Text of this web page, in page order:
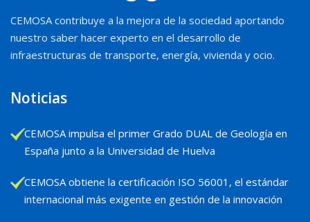
CEMOSA contribuye a la mejora de la sociedad aportando
nuestro saber hacer experto en el desarrollo de
infraestructuras de transporte, energía, vivienda y ocio.
Noticias
CEMOSA impulsa el primer Grado DUAL de Geología en
España junto a la Universidad de Huelva
CEMOSA obtiene la certificación ISO 56001, el estándar
internacional más exigente en gestión de la innovación